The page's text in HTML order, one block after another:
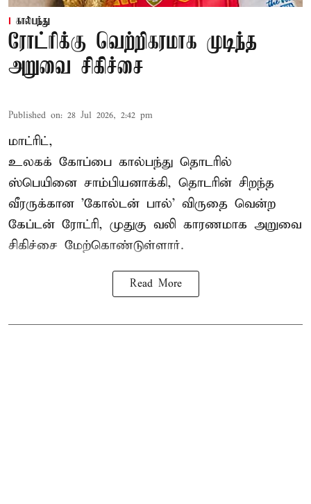
கால்பந்து
ரோட்ரிக்கு வெற்றிகரமாக முடிந்த
அறுவை சிகிச்சை
Published on: 28 Jul 2026, 2:42 pm
மாட்ரிட்,
உலகக் கோப்பை கால்பந்து தொடரில்
ஸ்பெயினை சாம்பியனாக்கி, தொடரின் சிறந்த
வீரருக்கான 'கோல்டன் பால்' விருதை வென்ற
கேப்டன் ரோட்ரி, முதுகு வலி காரணமாக அறுவை
சிகிச்சை மேற்கொண்டுள்ளார்.
Read More